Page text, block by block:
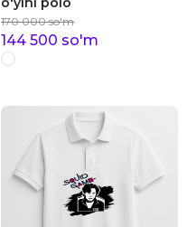
170 000 so'm
144 500 so'm